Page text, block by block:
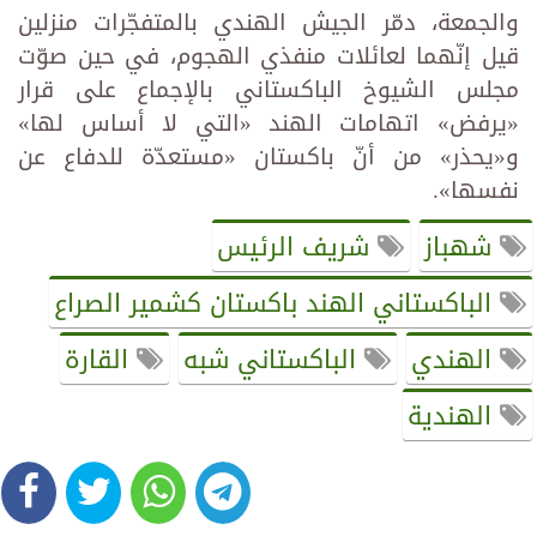
والجمعة، دمّر الجيش الهندي بالمتفجّرات منزلين
قيل إنّهما لعائلات منفذي الهجوم، في حين صوّت
مجلس الشيوخ الباكستاني بالإجماع على قرار
«يرفض» اتهامات الهند «التي لا أساس لها»
و«يحذر» من أنّ باكستان «مستعدّة للدفاع عن
نفسها».
شهباز
شريف الرئيس
الباكستاني الهند باكستان كشمير الصراع
الهندي
الباكستاني شبه
القارة
الهندية